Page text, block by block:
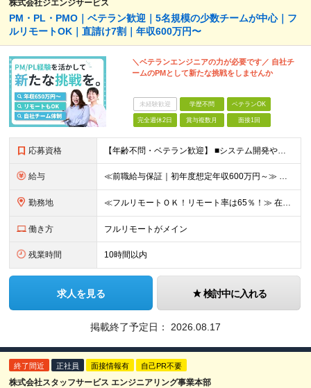
株式会社ジエンジサービス
PM・PL・PMO｜ベテラン歓迎｜5名規模の少数チームが中心｜フ
ルリモートOK｜直請け7割｜年収600万円〜
＼ベテランエンジニアの力が必要です／ 自社チ
ームのPMとして新たな挑戦をしませんか
未経験歓迎 学歴不問 ベテランOK
完全週休2日 賞与複数月 面接1回
応募資格 【年齢不問・ベテラン歓迎】 ■システム開発やインフラの実務経験をお持ちの方（言語・工程・年数不問） ■学歴不問 ≪こんな方はぜひご応募ください≫ □SE経験を積んだがリーダー・PLのポジションがない
給与 ≪前職給与保証｜初年度想定年収600万円～≫ 月給45万円以上＋決算賞与＋交通費 ※スキル・経験を考慮の上、優遇します ※上記月給には固定残業代月20時間分(5万1000円以上)を含みます。超過し
勤務地 ≪フルリモートＯＫ！リモート率は65％！≫ 在宅勤務または東京・神奈川・埼玉・千葉のお客様先での勤務 ■本社 東京都港区芝2-22-15 STKビル 1F (変更の範囲)上記を除く当社関連勤務地
働き方 フルリモートがメイン
残業時間 10時間以内
求人を見る 検討中に入れる
掲載終了予定日： 2026.08.17
終了間近 正社員 面接情報有 自己PR不要
株式会社スタッフサービス エンジニアリング事業本部